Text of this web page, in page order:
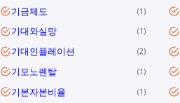
기금제도 1
기대와실망 1
기대인플레이션 2
기모노렌탈 1
기본자본비율 1